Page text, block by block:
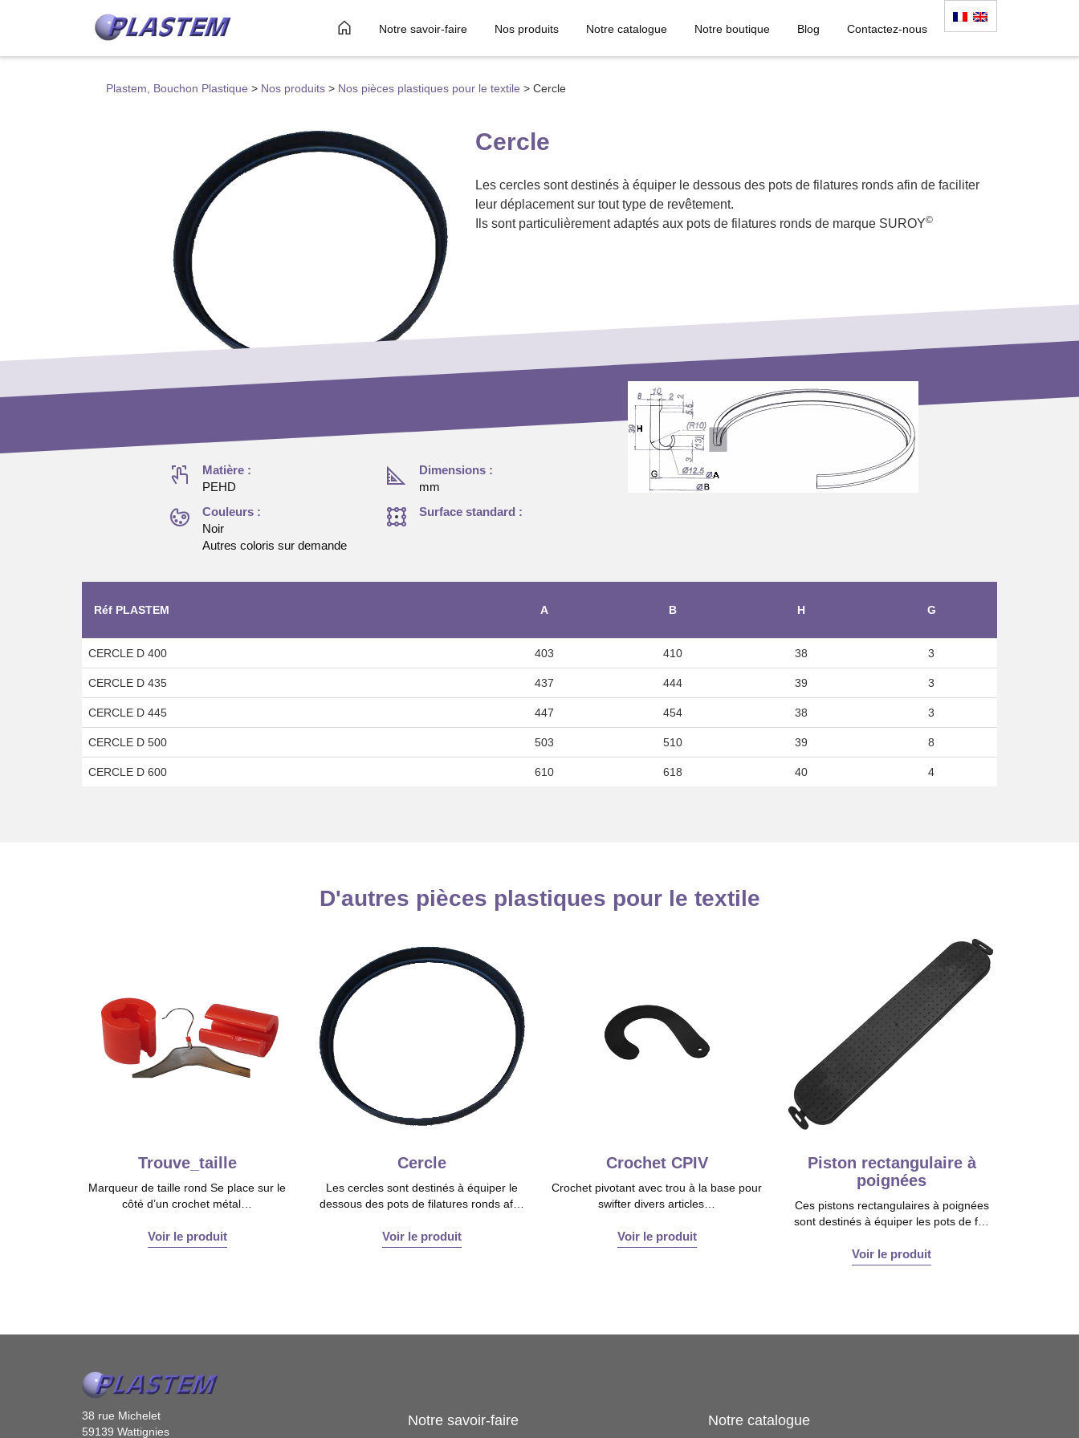
Notre savoir-faire Nos produits Notre catalogue Notre boutique Blog Contactez-nous
Plastem, Bouchon Plastique > Nos produits > Nos pièces plastiques pour le textile > Cercle
Cercle
Les cercles sont destinés à équiper le dessous des pots de filatures ronds afin de faciliter
leur déplacement sur tout type de revêtement.
Ils sont particulièrement adaptés aux pots de filatures ronds de marque SUROY©
Matière :
PEHD
Dimensions :
mm
Couleurs :
Noir
Autres coloris sur demande
Surface standard :
Réf PLASTEM A B H G
CERCLE D 400 403 410 38 3
CERCLE D 435 437 444 39 3
CERCLE D 445 447 454 38 3
CERCLE D 500 503 510 39 8
CERCLE D 600 610 618 40 4
D'autres pièces plastiques pour le textile
Trouve_taille
Marqueur de taille rond Se place sur le
côté d’un crochet métal…
Voir le produit
Cercle
Les cercles sont destinés à équiper le
dessous des pots de filatures ronds af…
Voir le produit
Crochet CPIV
Crochet pivotant avec trou à la base pour
swifter divers articles…
Voir le produit
Piston rectangulaire à
poignées
Ces pistons rectangulaires à poignées
sont destinés à équiper les pots de f…
Voir le produit
38 rue Michelet
59139 Wattignies
Notre savoir-faire
Notre catalogue